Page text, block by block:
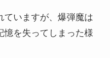
ていますが、爆弾魔は
憶を失ってしまった様